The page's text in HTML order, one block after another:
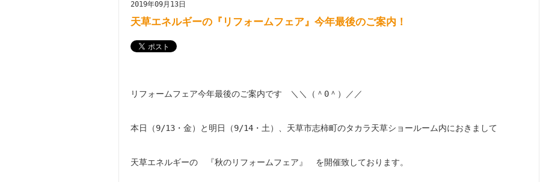
2019年09月13日
天草エネルギーの『リフォームフェア』今年最後のご案内！
リフォームフェア今年最後のご案内です ＼＼（＾0＾）／／
本日（9/13・金）と明日（9/14・土）、天草市志柿町のタカラ天草ショールーム内におきまして
天草エネルギーの 『秋のリフォームフェア』 を開催致しております。